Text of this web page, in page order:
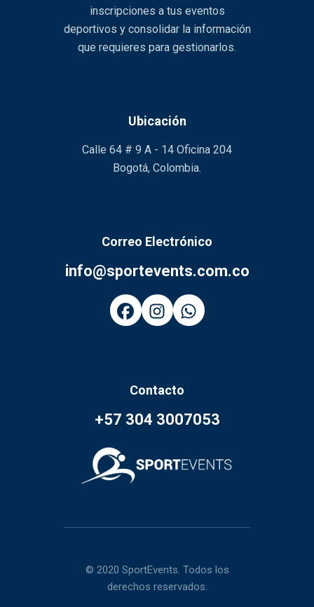
inscripciones a tus eventos
deportivos y consolidar la información
que requieres para gestionarlos.
Ubicación
Calle 64 # 9 A - 14 Oficina 204
Bogotá, Colombia.
Correo Electrónico
info@sportevents.com.co
Contacto
+57 304 3007053
© 2020 SportEvents. Todos los
derechos reservados.